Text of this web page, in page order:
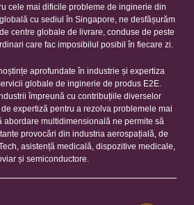
cele mai dificile probleme de inginerie din
cu sediul în Singapore, ne desfășurăm
centre globale de livrare, conduse de peste
care fac imposibilul posibil în fiecare zi.
aprofundate în industrie și expertiza
globale de inginerie de produs E2E.
împreună cu contribuțiile diverselor
expertiză pentru a rezolva problemele mai
abordare multidimensională ne permite să
provocări din industria aerospațială, de
asistență medicală, dispozitive medicale,
și semiconductore.